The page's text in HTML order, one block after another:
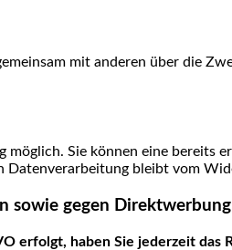
mit anderen über die
Sie können eine
Datenverarbeitung bleibt vom
sowie gegen
erfolgt, haben Sie jederzeit das